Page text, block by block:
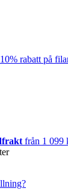
rabatt på
från 1 099